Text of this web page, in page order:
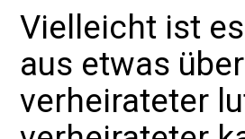
Vielleicht ist
aus etwas
verheirateter